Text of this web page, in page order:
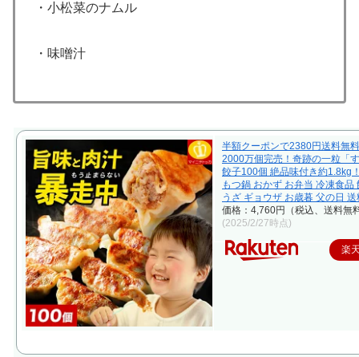
・小松菜のナムル
・味噌汁
半額クーポンで2380円送料無
2000万個完売！奇跡の一粒「
餃子100個 絶品味付き約1.8kg
もつ鍋 おかず お弁当 冷凍食品
うざ ギョウザ お歳暮 父の日
価格：4,760円（税込、送料無
(2025/2/27時点)
楽